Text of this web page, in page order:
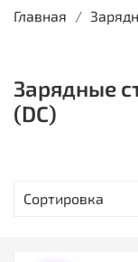
Главная
Зарядные
(DC)